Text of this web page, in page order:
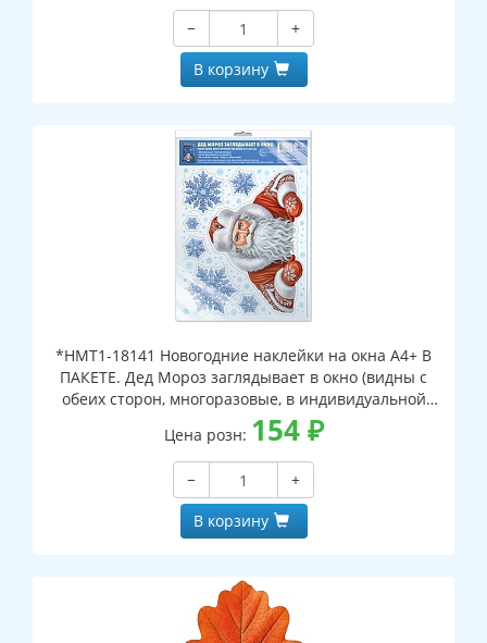
−
+
В корзину
*НМТ1-18141 Новогодние наклейки на окна А4+ В
ПАКЕТЕ. Дед Мороз заглядывает в окно (видны с
обеих сторон, многоразовые, в индивидуальной
упаковке, с европодвесом и клеевым клапаном)
Цена розн: 154₽
−
+
В корзину